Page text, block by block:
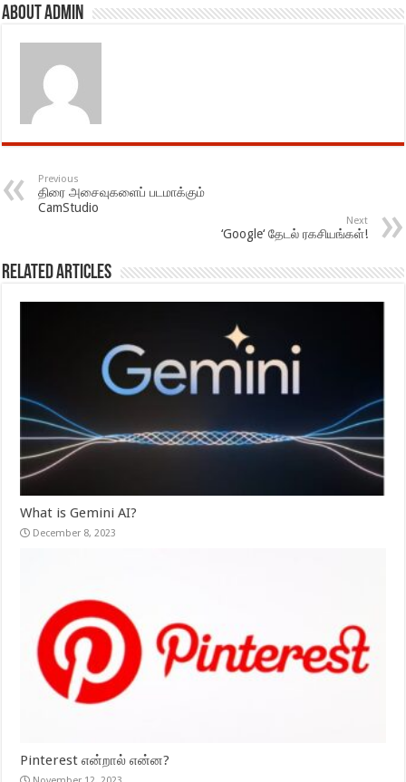
About admin
Previous
திரை அசைவுகளைப் படமாக்கும்
CamStudio
Next
‘Google‘ தேடல் ரகசியங்கள்!
Related Articles
What is Gemini AI?
December 8, 2023
Pinterest என்றால் என்ன?